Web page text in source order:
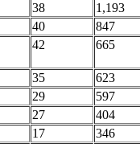
38
1,193
40
847
42 665
35
623
29
597
27
404
17
346